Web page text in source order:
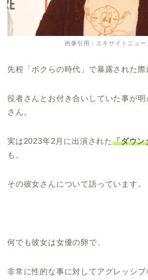
画像引用：エキサイトニュー
先程「ボクらの時代」で暴露された際
役者さんとお付き合いしていた事が
さん。
実は2023年2月に出演された「ダウン
も、
その彼女さんについて語っています。
何でも彼女は女優の卵で、
非常に性的な事に対してアグレッシブ